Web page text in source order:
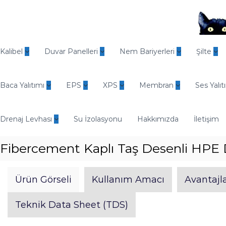
e
d
E
ü
t
Kalibel Duvar Panelleri Nem Bariyerleri Şilte
Baca Yalıtımı EPS XPS Membran Ses
Drenaj Levhası Su İzolasyonu Hakkımızda İletişim
Fibercement Kaplı Taş Desenli
Ürün Görseli Kullanım Amacı
Teknik Data Sheet (TDS)